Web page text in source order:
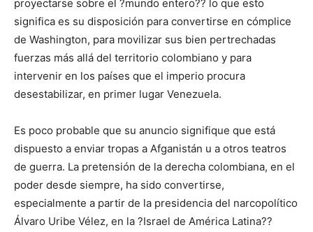
proyectarse sobre el ?mundo entero?? lo que esto
significa es su disposición para convertirse en cómplice
de Washington, para movilizar sus bien pertrechadas
fuerzas más allá del territorio colombiano y para
intervenir en los países que el imperio procura
desestabilizar, en primer lugar Venezuela.
Es poco probable que su anuncio signifique que está
dispuesto a enviar tropas a Afganistán u a otros teatros
de guerra. La pretensión de la derecha colombiana, en el
poder desde siempre, ha sido convertirse,
especialmente a partir de la presidencia del narcopolítico
Álvaro Uribe Vélez, en la ?Israel de América Latina??